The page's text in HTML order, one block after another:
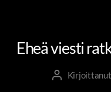
Eheä viesti